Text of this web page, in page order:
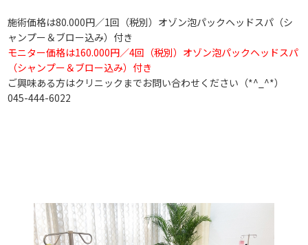
施術価格は80.000円／1回（税別）オゾン泡パックヘッドスパ（シ
ャンプー＆ブロー込み）付き
モニター価格は160.000円／4回（税別）オゾン泡パックヘッドスパ
（シャンプー＆ブロー込み）付き
ご興味ある方はクリニックまでお問い合わせください（*^_^*）
045-444-6022